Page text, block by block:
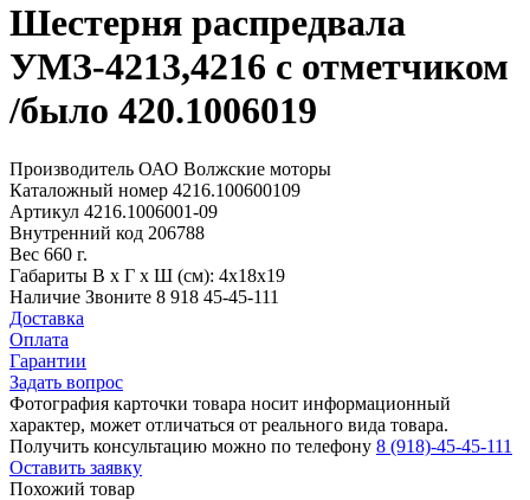
Шестерня распредвала
УМЗ-4213,4216 с отметчиком
/было 420.1006019
Производитель ОАО Волжские моторы
Каталожный номер 4216.100600109
Артикул 4216.1006001-09
Внутренний код 206788
Вес 660 г.
Габариты В х Г х Ш (см): 4х18х19
Наличие Звоните 8 918 45-45-111
Доставка
Оплата
Гарантии
Задать вопрос
Фотография карточки товара носит информационный
характер, может отличаться от реального вида товара.
Получить консультацию можно по телефону 8 (918)-45-45-111
Оставить заявку
Похожий товар